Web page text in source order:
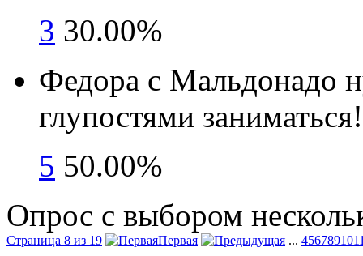
3 30.00%
Федора с Мальдонадо
глупостями заниматься!
5 50.00%
Опрос с выбором
Страница 8 из 19 Первая ... 45678910